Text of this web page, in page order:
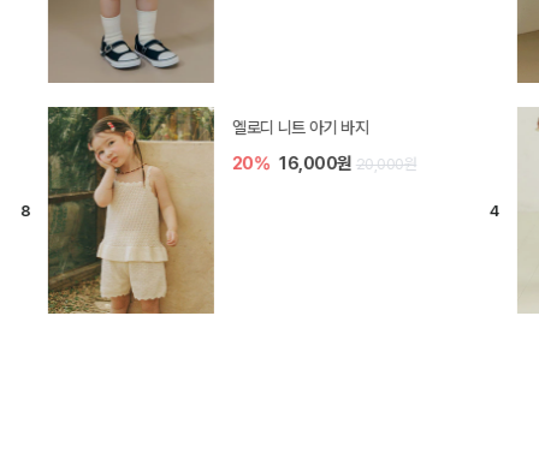
엘로디 니트 아기 바지
20% 16,000원 20,000원